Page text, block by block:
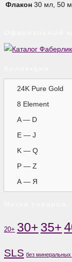
Флакон 30 мл, 50
24K Pure Gold
8 Element
A — D
E — J
K — Q
P — Z
А — Я
20+ 30+ 35+
SLS без